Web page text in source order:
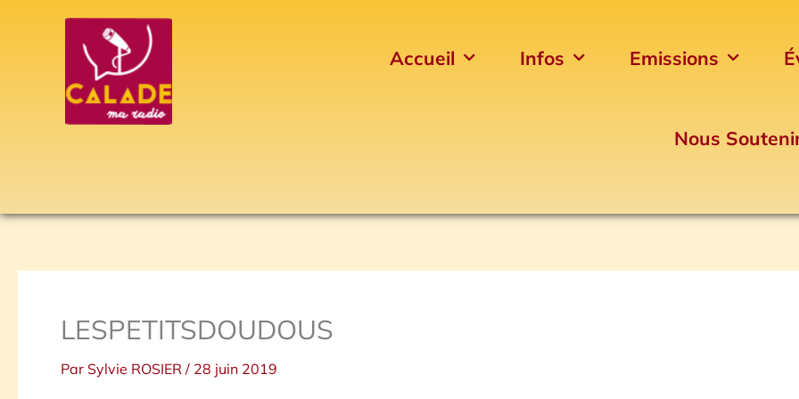
Accueil Infos Emissions
Nous
LESPETITSDOUDOUS
Par Sylvie ROSIER / 28 juin 2019